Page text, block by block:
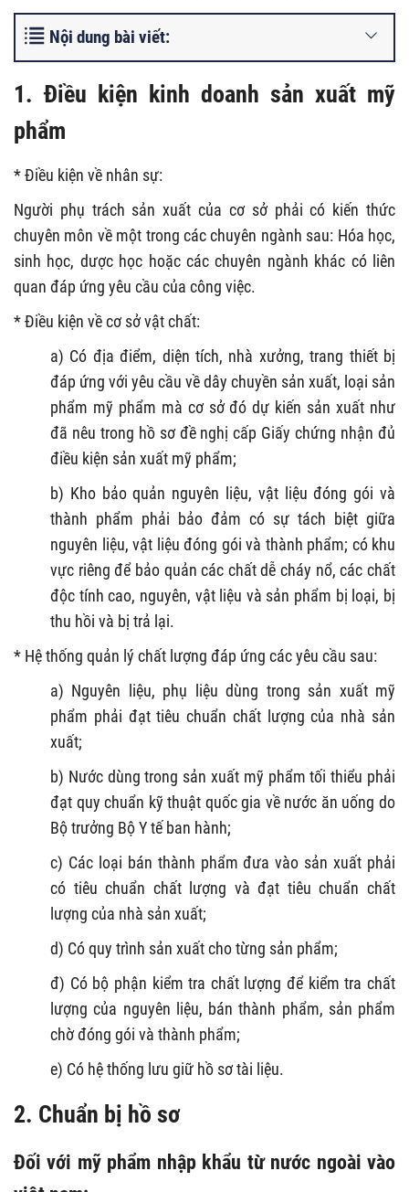
Nội dung bài viết:
1. Điều kiện kinh doanh sản xuất mỹ
phẩm
* Điều kiện về nhân sự:
Người phụ trách sản xuất của cơ sở phải có kiến thức
chuyên môn về một trong các chuyên ngành sau: Hóa học,
sinh học, dược học hoặc các chuyên ngành khác có liên
quan đáp ứng yêu cầu của công việc.
* Điều kiện về cơ sở vật chất:
a) Có địa điểm, diện tích, nhà xưởng, trang thiết bị
đáp ứng với yêu cầu về dây chuyền sản xuất, loại sản
phẩm mỹ phẩm mà cơ sở đó dự kiến sản xuất như
đã nêu trong hồ sơ đề nghị cấp Giấy chứng nhận đủ
điều kiện sản xuất mỹ phẩm;
b) Kho bảo quản nguyên liệu, vật liệu đóng gói và
thành phẩm phải bảo đảm có sự tách biệt giữa
nguyên liệu, vật liệu đóng gói và thành phẩm; có khu
vực riêng để bảo quản các chất dễ cháy nổ, các chất
độc tính cao, nguyên, vật liệu và sản phẩm bị loại, bị
thu hồi và bị trả lại.
* Hệ thống quản lý chất lượng đáp ứng các yêu cầu sau:
a) Nguyên liệu, phụ liệu dùng trong sản xuất mỹ
phẩm phải đạt tiêu chuẩn chất lượng của nhà sản
xuất;
b) Nước dùng trong sản xuất mỹ phẩm tối thiểu phải
đạt quy chuẩn kỹ thuật quốc gia về nước ăn uống do
Bộ trưởng Bộ Y tế ban hành;
c) Các loại bán thành phẩm đưa vào sản xuất phải
có tiêu chuẩn chất lượng và đạt tiêu chuẩn chất
lượng của nhà sản xuất;
d) Có quy trình sản xuất cho từng sản phẩm;
đ) Có bộ phận kiểm tra chất lượng để kiểm tra chất
lượng của nguyên liệu, bán thành phẩm, sản phẩm
chờ đóng gói và thành phẩm;
e) Có hệ thống lưu giữ hồ sơ tài liệu.
2. Chuẩn bị hồ sơ
Đối với mỹ phẩm nhập khẩu từ nước ngoài vào